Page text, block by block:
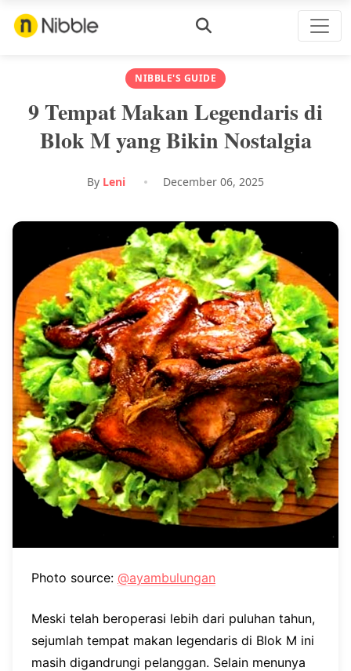
NIBBLE'S GUIDE
9 Tempat Makan Legendaris di
Blok M yang Bikin Nostalgia
By Leni December 06, 2025
Photo source: @ayambulungan
Meski telah beroperasi lebih dari puluhan tahun,
sejumlah tempat makan legendaris di Blok M ini
masih digandrungi pelanggan. Selain menunya